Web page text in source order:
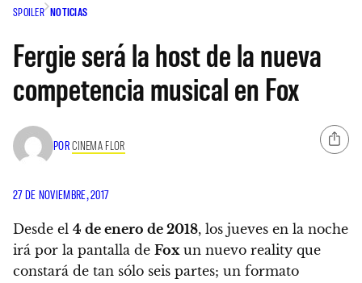
SPOILER NOTICIAS
Fergie será la host de la nueva
competencia musical en Fox
PORCINEMA FLOR
27 DE NOVIEMBRE, 2017
Desde el 4 de enero de 2018, los jueves en la noche
irá por la pantalla de Foxun nuevo reality que
constará de tan sólo seis partes; un formato